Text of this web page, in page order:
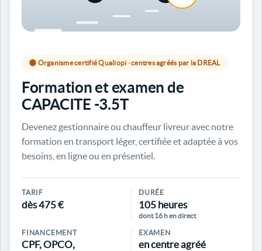
Organisme certifié Qualiopi · centres agréés par la DREAL
Formation et examen de
CAPACITE -3.5T
Devenez gestionnaire ou chauffeur livreur avec notre
formation en transport léger, certifiée et adaptée à vos
besoins, en ligne ou en présentiel.
TARIF
dès 475 €
DURÉE
105 heures
dont 16 h en direct
FINANCEMENT
CPF, OPCO,
EXAMEN
en centre agréé